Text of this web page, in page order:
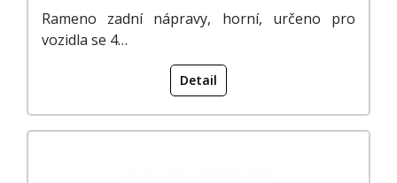
Rameno zadní nápravy, horní, určeno pro
vozidla se 4…
Detail